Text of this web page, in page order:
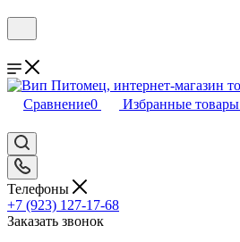
Сравнение0 Избранные товары
Телефоны
+7 (923) 127-17-68
Заказать звонок